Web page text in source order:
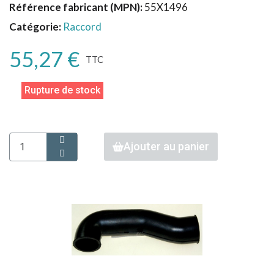
Référence fabricant (MPN) 55X1496
Catégorie Raccord
55,27 € TTC
Rupture de stock
Ajouter au panier